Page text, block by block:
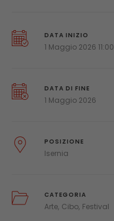
DATA INIZIO
1 Maggio 2026 11:00
DATA DI FINE
1 Maggio 2026
POSIZIONE
Isernia
CATEGORIA
Arte Cibo Festival